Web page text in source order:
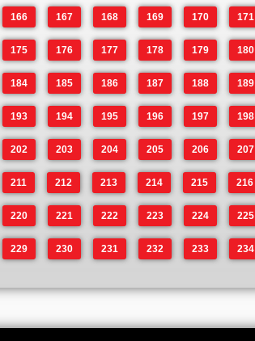
166 167 168 169 170 171
175 176 177 178 179 180
184 185 186 187 188 189
193 194 195 196 197 198
202 203 204 205 206 207
211 212 213 214 215 216
220 221 222 223 224 225
229 230 231 232 233 234